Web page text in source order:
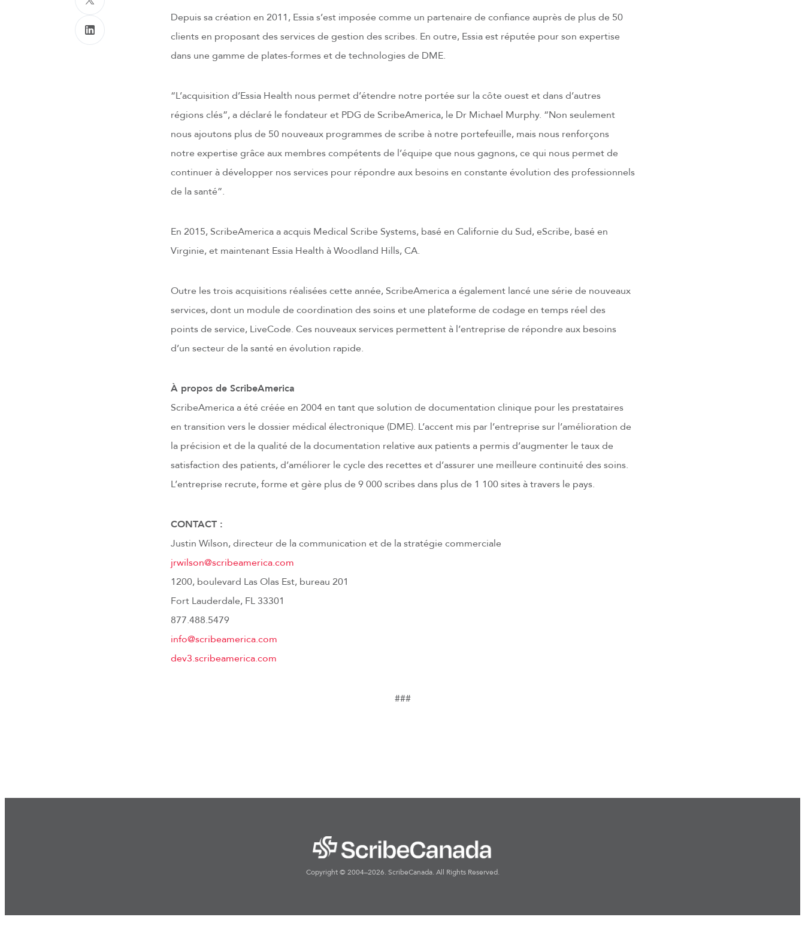
Depuis sa création en 2011, Essia s’est imposée comme un partenaire de confiance auprès de plus de 50
clients en proposant des services de gestion des scribes. En outre, Essia est réputée pour son expertise
dans une gamme de plates-formes et de technologies de DME.
“L’acquisition d’Essia Health nous permet d’étendre notre portée sur la côte ouest et dans d’autres
régions clés”, a déclaré le fondateur et PDG de ScribeAmerica, le Dr Michael Murphy. “Non seulement
nous ajoutons plus de 50 nouveaux programmes de scribe à notre portefeuille, mais nous renforçons
notre expertise grâce aux membres compétents de l’équipe que nous gagnons, ce qui nous permet de
continuer à développer nos services pour répondre aux besoins en constante évolution des professionnels
de la santé”.
En 2015, ScribeAmerica a acquis Medical Scribe Systems, basé en Californie du Sud, eScribe, basé en
Virginie, et maintenant Essia Health à Woodland Hills, CA.
Outre les trois acquisitions réalisées cette année, ScribeAmerica a également lancé une série de nouveaux
services, dont un module de coordination des soins et une plateforme de codage en temps réel des
points de service, LiveCode. Ces nouveaux services permettent à l’entreprise de répondre aux besoins
d’un secteur de la santé en évolution rapide.
À propos de ScribeAmerica
ScribeAmerica a été créée en 2004 en tant que solution de documentation clinique pour les prestataires
en transition vers le dossier médical électronique (DME). L’accent mis par l’entreprise sur l’amélioration de
la précision et de la qualité de la documentation relative aux patients a permis d’augmenter le taux de
satisfaction des patients, d’améliorer le cycle des recettes et d’assurer une meilleure continuité des soins.
L’entreprise recrute, forme et gère plus de 9 000 scribes dans plus de 1 100 sites à travers le pays.
CONTACT :
Justin Wilson, directeur de la communication et de la stratégie commerciale
jrwilson@scribeamerica.com
1200, boulevard Las Olas Est, bureau 201
Fort Lauderdale, FL 33301
877.488.5479
info@scribeamerica.com
dev3.scribeamerica.com
###
Copyright © 2004–2026. ScribeCanada. All Rights Reserved.